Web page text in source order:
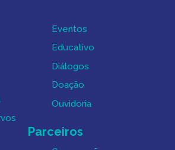
Eventos
Educativo
Diálogos
Doação
Ouvidoria
Parceiros